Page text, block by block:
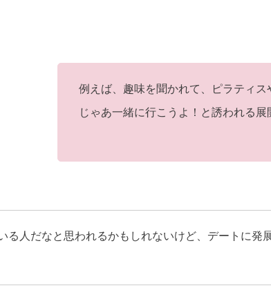
例えば、趣味を聞かれて、ピラティス
じゃあ一緒に行こうよ！と誘われる展
る人だなと思われるかもしれないけど、デートに発